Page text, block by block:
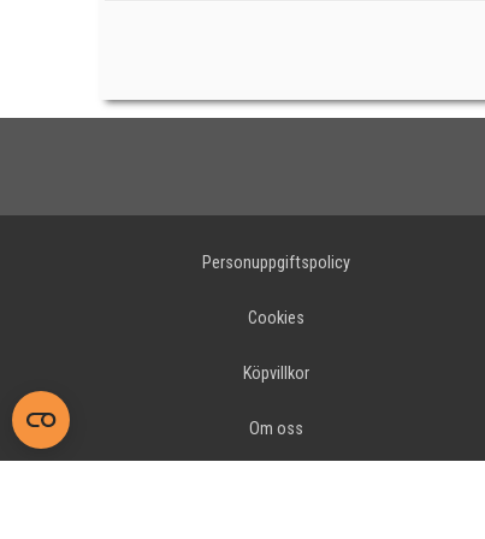
Personuppgiftspolicy
Cookies
Köpvillkor
Om oss